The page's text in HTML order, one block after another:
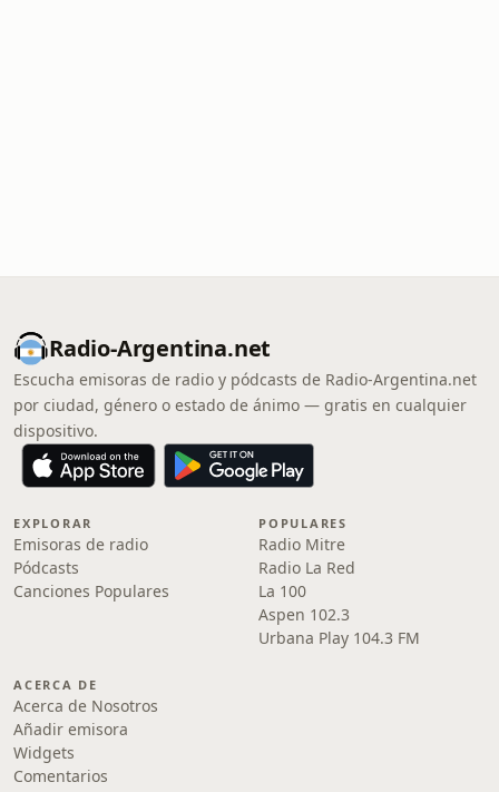
Radio-Argentina.net
Escucha emisoras de radio y pódcasts de Radio-Argentina.net
por ciudad, género o estado de ánimo — gratis en cualquier
dispositivo.
EXPLORAR
Emisoras de radio
Pódcasts
Canciones Populares
POPULARES
Radio Mitre
Radio La Red
La 100
Aspen 102.3
Urbana Play 104.3 FM
ACERCA DE
Acerca de Nosotros
Añadir emisora
Widgets
Comentarios